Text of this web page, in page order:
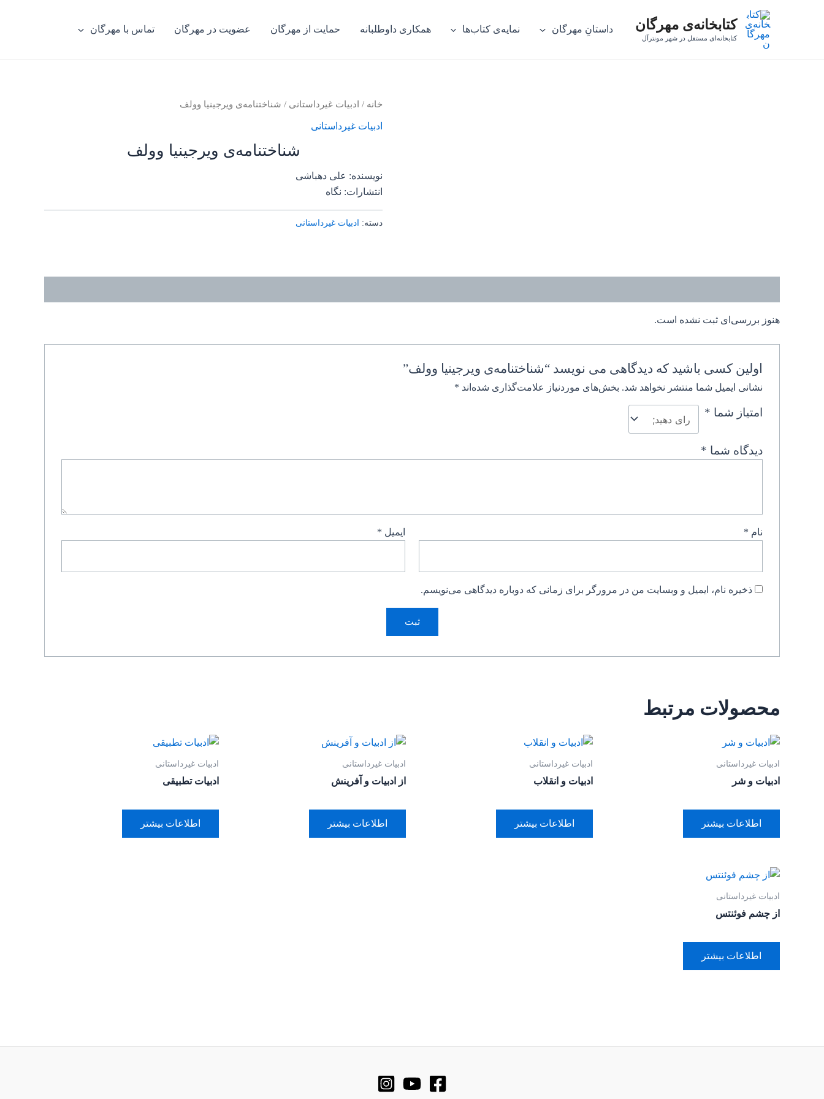
کتابخانه‌ی مهرگان
کتابخانه‌ای مستقل در شهر مونترآل
داستانِ مهرگان نمایه‌ی کتاب‌ها همکاری داوطلبانه حمایت از مهرگان عضویت در مهرگان تماس با مهرگان
خانه / ادبیات غیرداستانی / شناختنامه‌ی ویرجینیا وولف
ادبیات غیرداستانی
شناختنامه‌ی ویرجینیا وولف
نویسنده: علی دهباشی
انتشارات: نگاه
دسته: ادبیات غیرداستانی
هنوز بررسی‌ای ثبت نشده است.
اولین کسی باشید که دیدگاهی می نویسد “شناختنامه‌ی ویرجینیا وولف”
نشانی ایمیل شما منتشر نخواهد شد. بخش‌های موردنیاز علامت‌گذاری شده‌اند *
امتیاز شما *
دیدگاه شما *
نام * ایمیل *
ذخیره نام، ایمیل و وبسایت من در مرورگر برای زمانی که دوباره دیدگاهی می‌نویسم.
محصولات مرتبط
ادبیات غیرداستانی
ادبیات و شر
اطلاعات بیشتر
ادبیات غیرداستانی
ادبیات و انقلاب
اطلاعات بیشتر
ادبیات غیرداستانی
از ادبیات و آفرینش
اطلاعات بیشتر
ادبیات غیرداستانی
ادبیات تطبیقی
اطلاعات بیشتر
ادبیات غیرداستانی
از چشم فوئنتس
اطلاعات بیشتر